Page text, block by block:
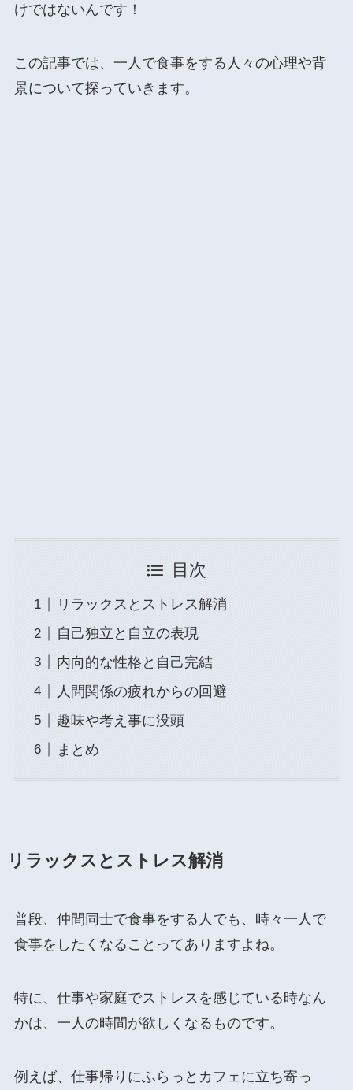
けではないんです！
この記事では、一人で食事をする人々の心理や背
景について探っていきます。
目次
リラックスとストレス解消
自己独立と自立の表現
内向的な性格と自己完結
人間関係の疲れからの回避
趣味や考え事に没頭
まとめ
リラックスとストレス解消
普段、仲間同士で食事をする人でも、時々一人で
食事をしたくなることってありますよね。
特に、仕事や家庭でストレスを感じている時なん
かは、一人の時間が欲しくなるものです。
例えば、仕事帰りにふらっとカフェに立ち寄っ